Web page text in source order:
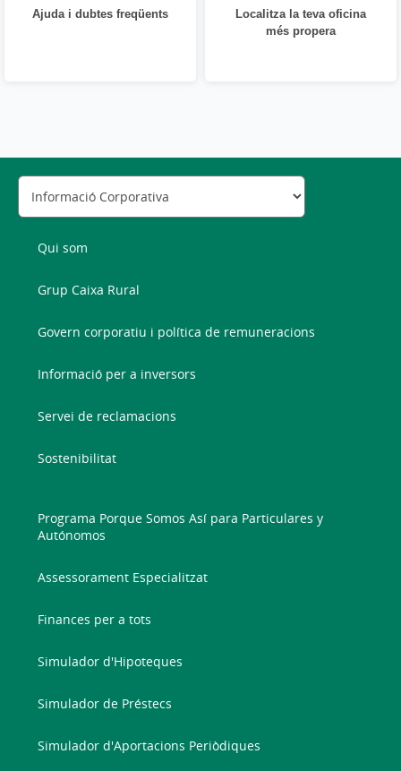
Ajuda i dubtes freqüents
Localitza la teva oficina
més propera
Qui som
Grup Caixa Rural
Govern corporatiu i política de remuneracions
Informació per a inversors
Servei de reclamacions
Sostenibilitat
Programa Porque Somos Así para Particulares y
Autónomos
Assessorament Especialitzat
Finances per a tots
Simulador d'Hipoteques
Simulador de Préstecs
Simulador d'Aportacions Periòdiques